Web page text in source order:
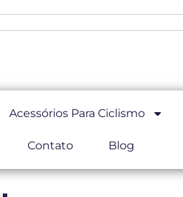
Acessórios Para Ciclismo
Contato Blog